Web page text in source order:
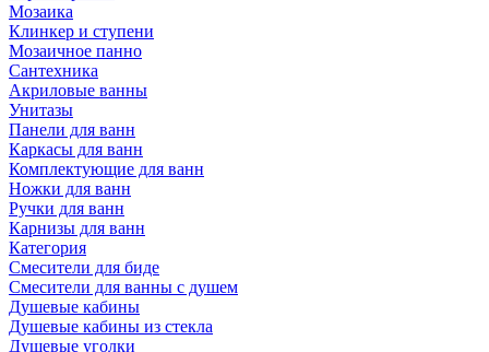
Мозаика
Клинкер и ступени
Мозаичное панно
Сантехника
Акриловые ванны
Унитазы
Панели для ванн
Каркасы для ванн
Комплектующие для ванн
Ножки для ванн
Ручки для ванн
Карнизы для ванн
Категория
Смесители для биде
Смесители для ванны с душем
Душевые кабины
Душевые кабины из стекла
Душевые уголки